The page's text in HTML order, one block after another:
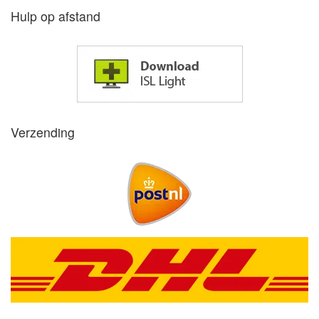
Hulp op afstand
Verzending